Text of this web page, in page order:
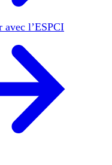
avec l’ESPCI